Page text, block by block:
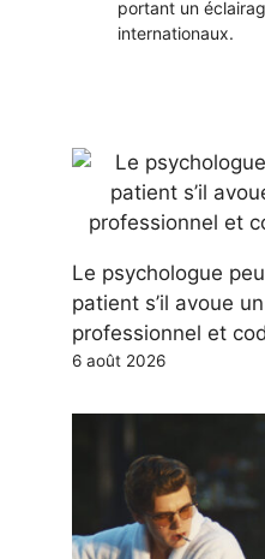
portant un
internationaux.
Le psychologue
patient s’il avoue
professionnel et
6 août 2026